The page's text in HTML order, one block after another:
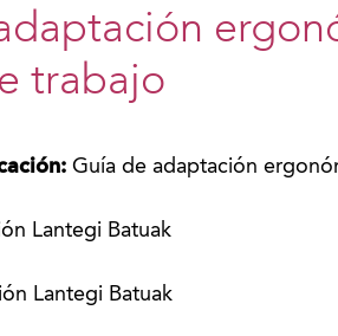
trabajo
Guía de adaptación
Lantegi Batuak
Lantegi Batuak